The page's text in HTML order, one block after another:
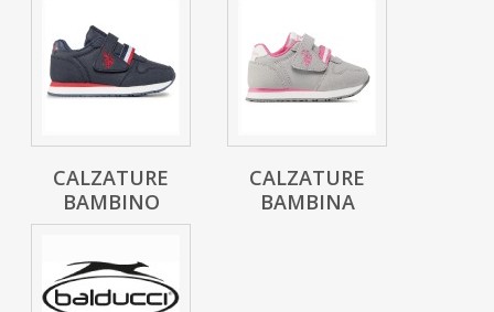
CALZATURE
BAMBINO
CALZATURE
BAMBINA